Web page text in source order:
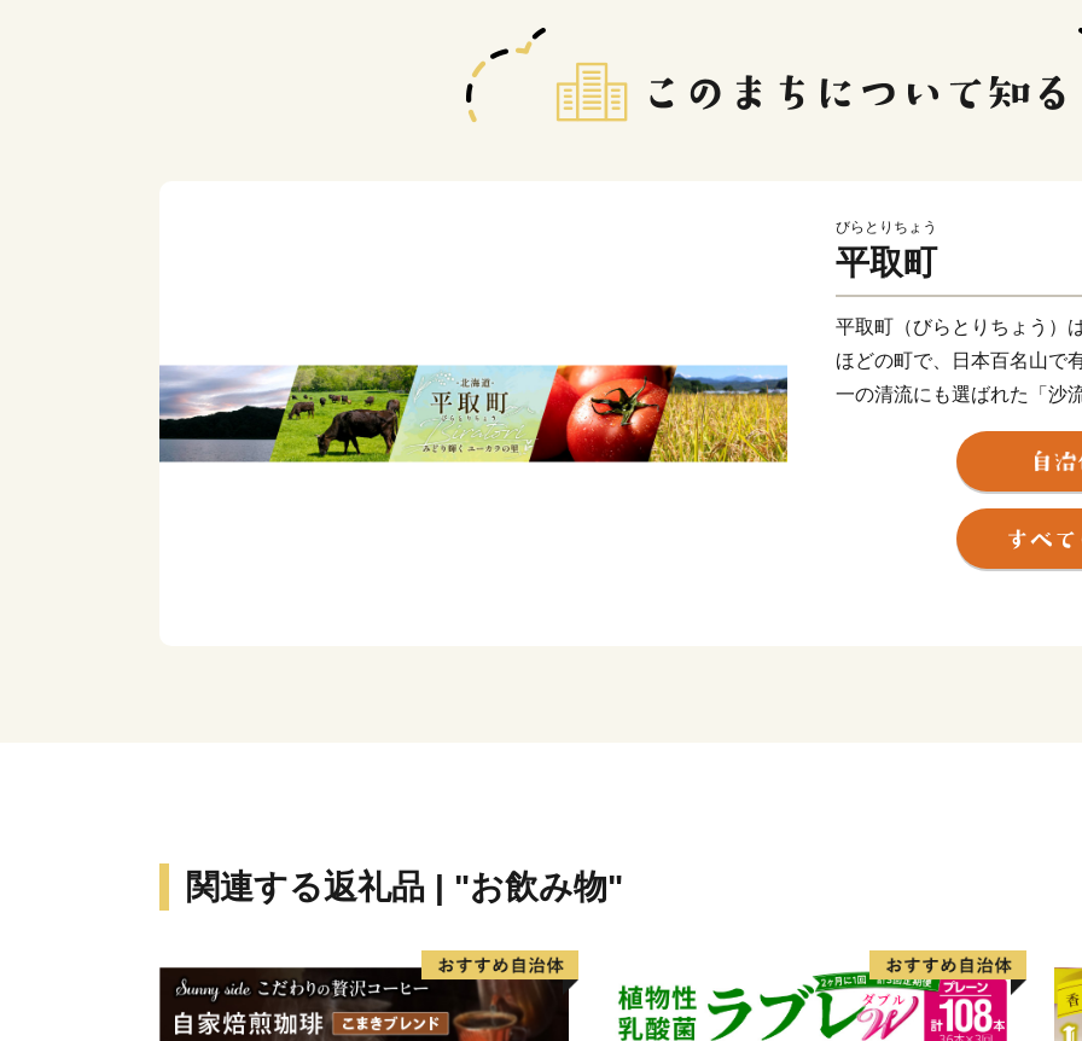
びらとりちょう
平取町
平取町（びらとりちょう）
ほどの町で、日本百名山で
一の清流にも選ばれた「沙
アイス文化が色濃く残るま
雄大な沙流川に育まれた自
る「びらとりトマト」を使
ジュースや北海道を代表す
かコンテストで最高金賞
まれた義経にまつわる資料
キャンプ場を併設した「二
「ニセウエコランドキャン
関連する返礼品 | "お飲み物"